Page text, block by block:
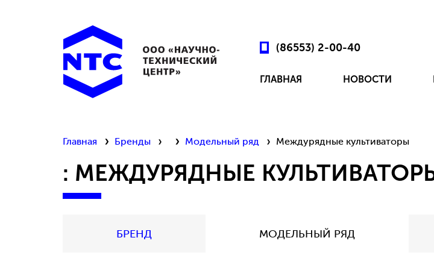
(86553) 2-00-40
ГЛАВНАЯ НОВОСТИ
Главная Бренды Модельный ряд Междурядные культиваторы
: МЕЖДУРЯДНЫЕ
БРЕНД МОДЕЛЬНЫЙ РЯД